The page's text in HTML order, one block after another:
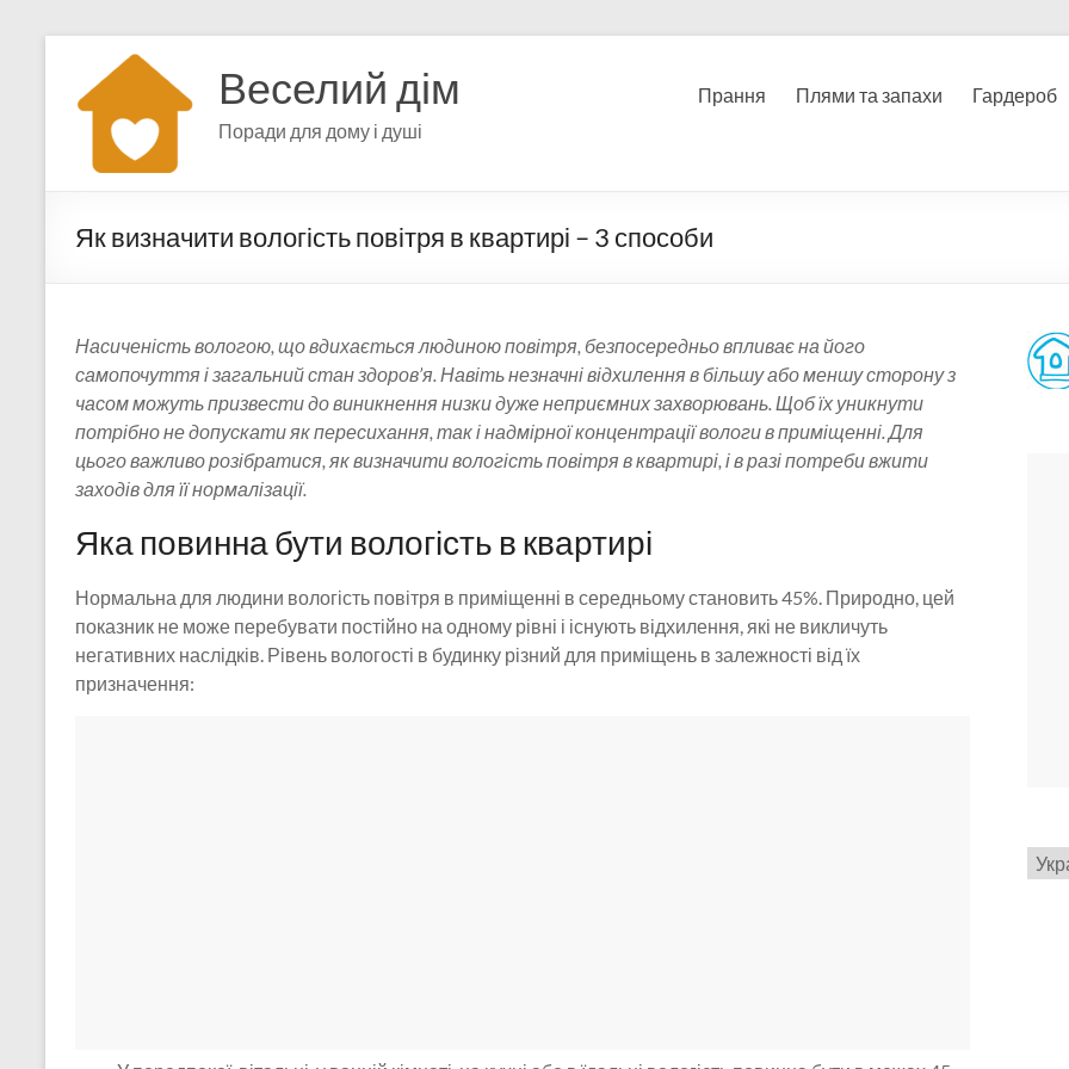
вмісту
Веселий дім
Поради для дому і душі
Прання Плями та запахи Гардероб
Як визначити вологість повітря в квартирі – 3 способи
Насиченість вологою, що вдихається людиною повітря, безпосередньо впливає на його
самопочуття і загальний стан здоров’я. Навіть незначні відхилення в більшу або меншу сторону з
часом можуть призвести до виникнення низки дуже неприємних захворювань. Щоб їх уникнути
потрібно не допускати як пересихання, так і надмірної концентрації вологи в приміщенні. Для
цього важливо розібратися, як визначити вологість повітря в квартирі, і в разі потреби вжити
заходів для її нормалізації.
Яка повинна бути вологість в квартирі
Нормальна для людини вологість повітря в приміщенні в середньому становить 45%. Природно, цей
показник не може перебувати постійно на одному рівні і існують відхилення, які не викличуть
негативних наслідків. Рівень вологості в будинку різний для приміщень в залежності від їх
призначення:
мову